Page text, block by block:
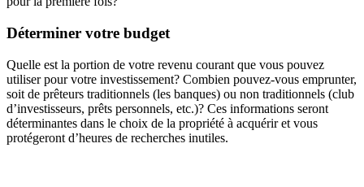
Déterminer votre budget
Quelle est la portion de votre revenu courant que vous pouvez
utiliser pour votre investissement? Combien pouvez-vous emprunter,
soit de prêteurs traditionnels (les banques) ou non traditionnels (club
d’investisseurs, prêts personnels, etc.)? Ces informations seront
déterminantes dans le choix de la propriété à acquérir et vous
protégeront d’heures de recherches inutiles.